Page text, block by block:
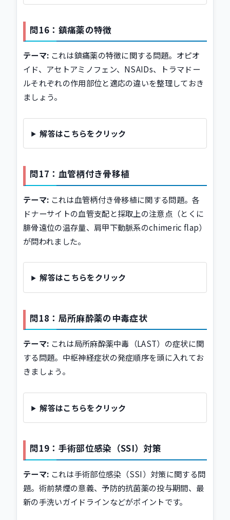
問16：鎮痛薬の特徴
テーマ: これは鎮痛薬の特徴に関する問題。オピオ
イド、アセトアミノフェン、NSAIDs、トラマドー
ルそれぞれの作用部位と適応の違いを整理しておき
ましょう。
解答はこちらをクリック
問17：血管柄付き骨移植
テーマ: これは血管柄付き骨移植に関する問題。各
ドナーサイトの血管支配と採取上の注意点（とくに
腓骨遠位の温存量、肩甲下動脈系のchimeric flap）
が問われました。
解答はこちらをクリック
問18：局所麻酔薬の中毒症状
テーマ: これは局所麻酔薬中毒（LAST）の症状に関
する問題。中枢神経症状の発症順序を頭に入れてお
きましょう。
解答はこちらをクリック
問19：手術部位感染（SSI）対策
テーマ: これは手術部位感染（SSI）対策に関する問
題。術前禁煙の意義、予防的抗菌薬の投与期間、最
新の手洗いガイドラインなどがポイントです。